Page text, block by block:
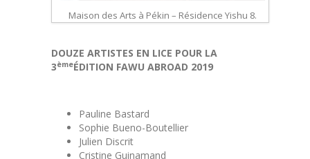
Maison des Arts à Pékin – Résidence Yishu 8.
DOUZE ARTISTES EN LICE POUR LA
3èmeÉDITION FAWU ABROAD 2019
Pauline Bastard
Sophie Bueno-Boutellier
Julien Discrit
Cristine Guinamand